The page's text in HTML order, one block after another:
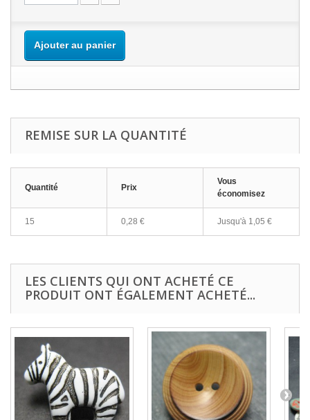
Ajouter au panier
REMISE SUR LA QUANTITÉ
Quantité Prix
Vous
économisez
15 0,28 € Jusqu'à 1,05 €
LES CLIENTS QUI ONT ACHETÉ CE
PRODUIT ONT ÉGALEMENT ACHETÉ...